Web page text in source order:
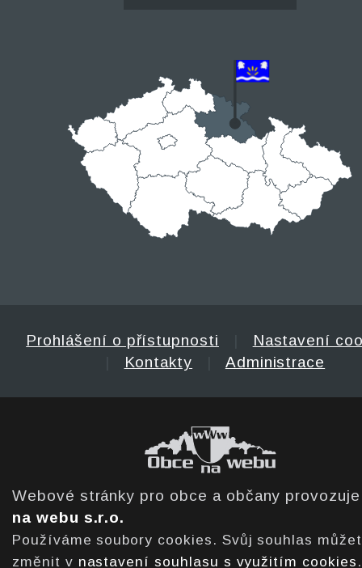
Prohlášení o přístupnosti
Nastavení
Kontakty Administrace
Webové stránky pro obce a občany
na webu s.r.o.
Používáme soubory cookies. Svůj souhlas
změnit v nastavení souhlasu s využitím cookies .